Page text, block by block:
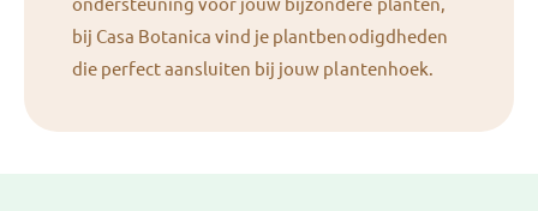
bij Casa Botanica vind je plantbenodigdheden
die perfect aansluiten bij jouw plantenhoek.